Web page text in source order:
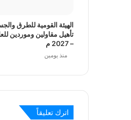
منذ يوم واحد
وزير البنى
الهيئة القومية للطرق
– 2027 م
منذ يومين
اترك تعليقاً